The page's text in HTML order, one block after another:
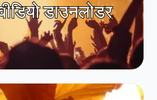
डाउनलोडर